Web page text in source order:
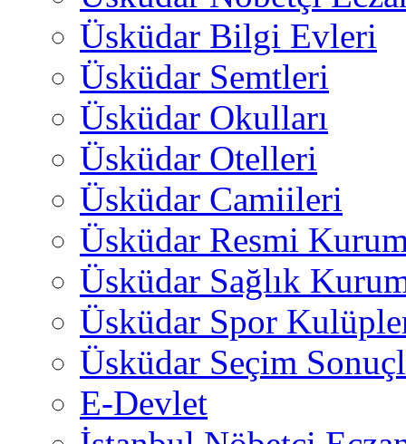
Üsküdar Bilgi Evleri
Üsküdar Semtleri
Üsküdar Okulları
Üsküdar Otelleri
Üsküdar Camiileri
Üsküdar Resmi
Üsküdar Sağlık
Üsküdar Spor
Üsküdar Seçim
E-Devlet